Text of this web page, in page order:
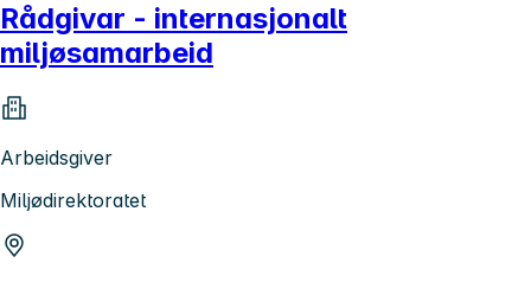
Rådgivar - internasjonalt
miljøsamarbeid
Arbeidsgiver
Miljødirektoratet